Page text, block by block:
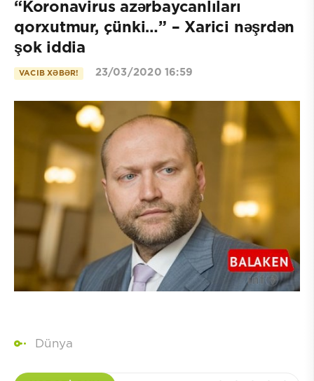
“Koronavirus azərbaycanlıları
qorxutmur, çünki…” – Xarici nəşrdən
şok iddia
VACIB XƏBƏR! 23/03/2020 16:59
Dünya